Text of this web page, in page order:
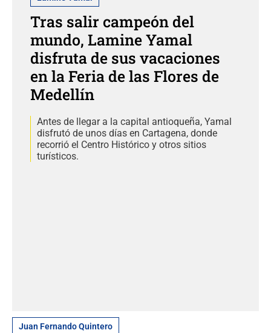
Tras salir campeón del
mundo, Lamine Yamal
disfruta de sus vacaciones
en la Feria de las Flores de
Medellín
Antes de llegar a la capital antioqueña, Yamal
disfrutó de unos días en Cartagena, donde
recorrió el Centro Histórico y otros sitios
turísticos.
Juan Fernando Quintero